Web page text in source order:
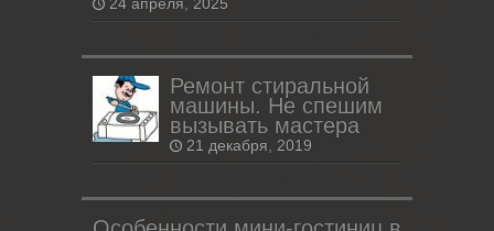
Ремонт стиральной
машины. Не спешим
вызывать мастера
21 декабря, 2019